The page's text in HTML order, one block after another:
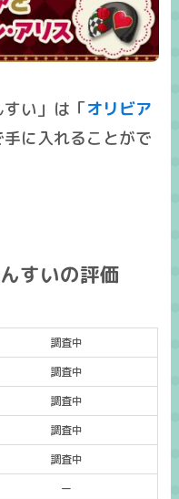
すい」は「オリビア
手に入れることがで
すいの評価
調査中
調査中
調査中
調査中
調査中
ー